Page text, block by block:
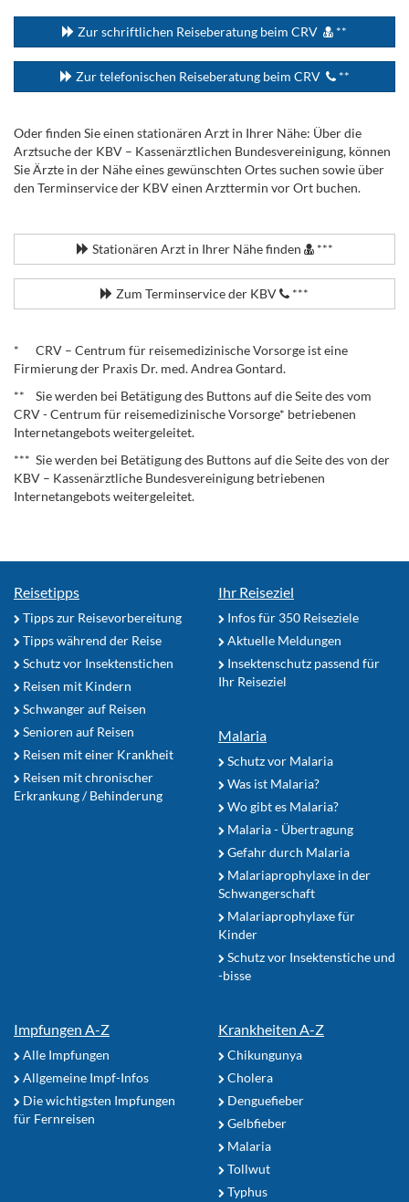
Zur schriftlichen Reiseberatung beim CRV **
Zur telefonischen Reiseberatung beim CRV **
Oder finden Sie einen stationären Arzt in Ihrer Nähe: Über die
Arztsuche der KBV – Kassenärztlichen Bundesvereinigung, können
Sie Ärzte in der Nähe eines gewünschten Ortes suchen sowie über
den Terminservice der KBV einen Arzttermin vor Ort buchen.
Stationären Arzt in Ihrer Nähe finden ***
Zum Terminservice der KBV ***
* CRV – Centrum für reisemedizinische Vorsorge ist eine
Firmierung der Praxis Dr. med. Andrea Gontard.
** Sie werden bei Betätigung des Buttons auf die Seite des vom
CRV - Centrum für reisemedizinische Vorsorge* betriebenen
Internetangebots weitergeleitet.
*** Sie werden bei Betätigung des Buttons auf die Seite des von der
KBV – Kassenärztliche Bundesvereinigung betriebenen
Internetangebots weitergeleitet.
Reisetipps
Tipps zur Reisevorbereitung
Tipps während der Reise
Schutz vor Insektenstichen
Reisen mit Kindern
Schwanger auf Reisen
Senioren auf Reisen
Reisen mit einer Krankheit
Reisen mit chronischer
Erkrankung / Behinderung
Ihr Reiseziel
Infos für 350 Reiseziele
Aktuelle Meldungen
Insektenschutz passend für
Ihr Reiseziel
Malaria
Schutz vor Malaria
Was ist Malaria?
Wo gibt es Malaria?
Malaria - Übertragung
Gefahr durch Malaria
Malariaprophylaxe in der
Schwangerschaft
Malariaprophylaxe für
Kinder
Schutz vor Insektenstiche und
-bisse
Impfungen A-Z
Alle Impfungen
Allgemeine Impf-Infos
Die wichtigsten Impfungen
für Fernreisen
Krankheiten A-Z
Chikungunya
Cholera
Denguefieber
Gelbfieber
Malaria
Tollwut
Typhus